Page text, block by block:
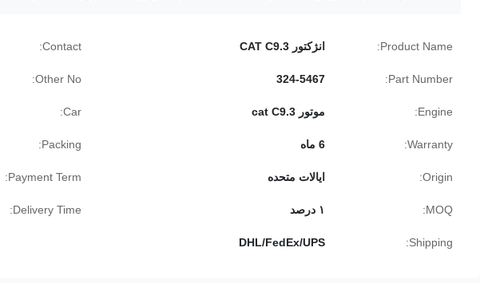
Product Name: انژکتور CAT C9.3 Contact:
Part Number:
324-5467
Other No:
Engine: موتور cat C9.3 Car:
Warranty: 6 ماه Packing:
Origin: ایالات متحده Payment Term:
MOQ: ۱ درصد Delivery Time:
Shipping:
DHL/FedEx/UPS